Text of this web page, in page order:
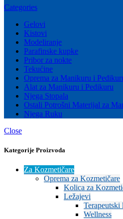
Categories
Gelovi
Kistovi
Modeliranje
Parafinske kupke
Pribor za nokte
Tekućine
Oprema za Manikuru i
Alat za Manikuru i Pedikuru
Njega Stopala
Ostali Potrošni Materijal za
Njega Ruku
Close
Kategorije Proizvoda
Za Kozmetičare
Oprema za Kozmetičare
Kolica za
Ležajevi
Terapeutski
Wellness